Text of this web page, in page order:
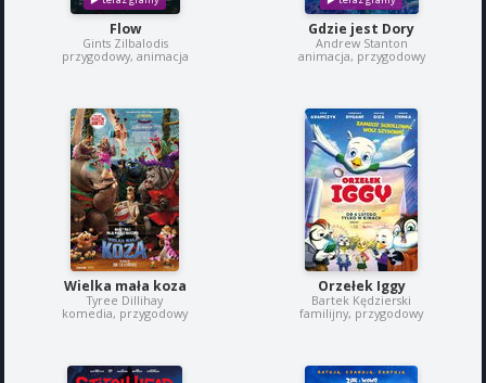
Flow
Gints Zilbalodis
przygodowy, animacja
Gdzie jest Dory
Andrew Stanton
animacja, przygodowy
Wielka mała koza
Tyree Dillihay
komedia, przygodowy
Orzełek Iggy
Bartek Kędzierski
familijny, przygodowy